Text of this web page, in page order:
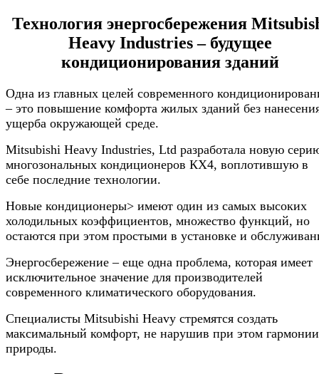
Технология энергосбережения
Heavy Industries – будущее
кондиционирования зданий
Одна из главных целей современного
– это повышение комфорта жилых зданий без
ущерба окружающей среде.
Mitsubishi Heavy Industries, Ltd разработала новую
многозональных кондиционеров КХ4, воплотившую в
себе последние технологии.
Новые кондиционеры> имеют один из самых высоких
холодильных коэффициентов, множество функций, но
остаются при этом простыми в установке и
Энергосбережение – еще одна проблема, которая имеет
исключительное значение для производителей
современного климатического оборудования.
Специалисты Mitsubishi Heavy стремятся создать
максимальный комфорт, не нарушив при этом гармонии
природы.